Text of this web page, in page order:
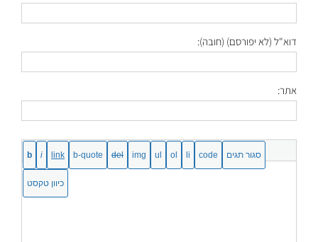
דוא"ל (לא יפורסם) (חובה):
אתר: